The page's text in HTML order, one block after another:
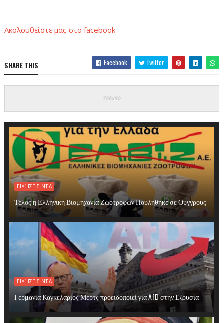
Ακολoυθείστε μας στο facebook
SHARE THIS Facebook Twitter
ΕΙΔΉΣΕΙΣ-ΝΈΑ
Τέλος η Ελληνική Βιομηχανία Ζωοτροφών Πουλήθηκε σε Ούγγρους
ΕΙΔΉΣΕΙΣ-ΝΈΑ
Γερμανία Καγκελάριος Μέρτς προειδοποιεί για AfD στην Εξουσία